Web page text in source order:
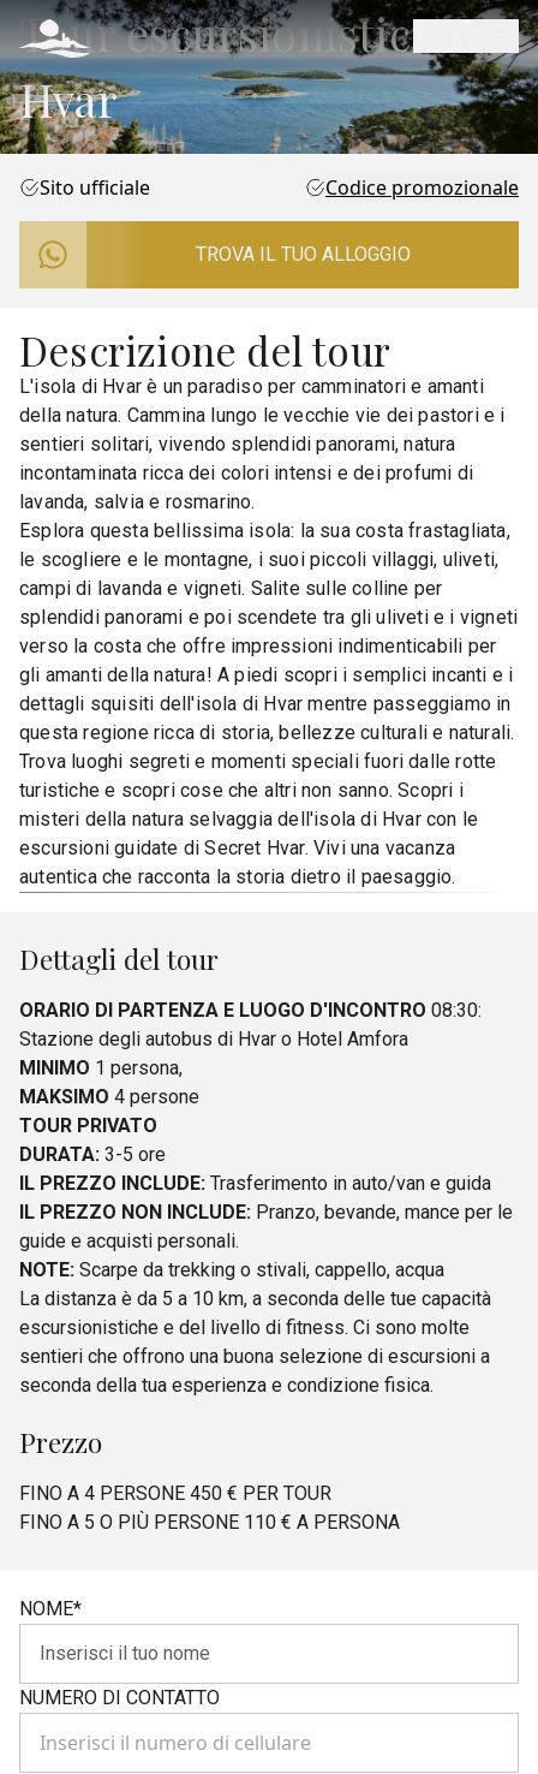
Tour escursionistico a
Hvar
Sito ufficiale Codice promozionale
TROVA IL TUO ALLOGGIO
Descrizione del tour
L'isola di Hvar è un paradiso per camminatori e amanti
della natura. Cammina lungo le vecchie vie dei pastori e i
sentieri solitari, vivendo splendidi panorami, natura
incontaminata ricca dei colori intensi e dei profumi di
lavanda, salvia e rosmarino.
Esplora questa bellissima isola: la sua costa frastagliata,
le scogliere e le montagne, i suoi piccoli villaggi, uliveti,
campi di lavanda e vigneti. Salite sulle colline per
splendidi panorami e poi scendete tra gli uliveti e i vigneti
verso la costa che offre impressioni indimenticabili per
gli amanti della natura! A piedi scopri i semplici incanti e i
dettagli squisiti dell'isola di Hvar mentre passeggiamo in
questa regione ricca di storia, bellezze culturali e naturali.
Trova luoghi segreti e momenti speciali fuori dalle rotte
turistiche e scopri cose che altri non sanno. Scopri i
misteri della natura selvaggia dell'isola di Hvar con le
escursioni guidate di Secret Hvar. Vivi una vacanza
autentica che racconta la storia dietro il paesaggio.
Dettagli del tour
ORARIO DI PARTENZA E LUOGO D'INCONTRO 08:30:
Stazione degli autobus di Hvar o Hotel Amfora
MINIMO 1 persona,
MAKSIMO 4 persone
TOUR PRIVATO
DURATA: 3-5 ore
IL PREZZO INCLUDE: Trasferimento in auto/van e guida
IL PREZZO NON INCLUDE: Pranzo, bevande, mance per le
guide e acquisti personali.
NOTE: Scarpe da trekking o stivali, cappello, acqua
La distanza è da 5 a 10 km, a seconda delle tue capacità
escursionistiche e del livello di fitness. Ci sono molte
sentieri che offrono una buona selezione di escursioni a
seconda della tua esperienza e condizione fisica.
Prezzo
FINO A 4 PERSONE 450 € PER TOUR
FINO A 5 O PIÙ PERSONE 110 € A PERSONA
NOME*
NUMERO DI CONTATTO